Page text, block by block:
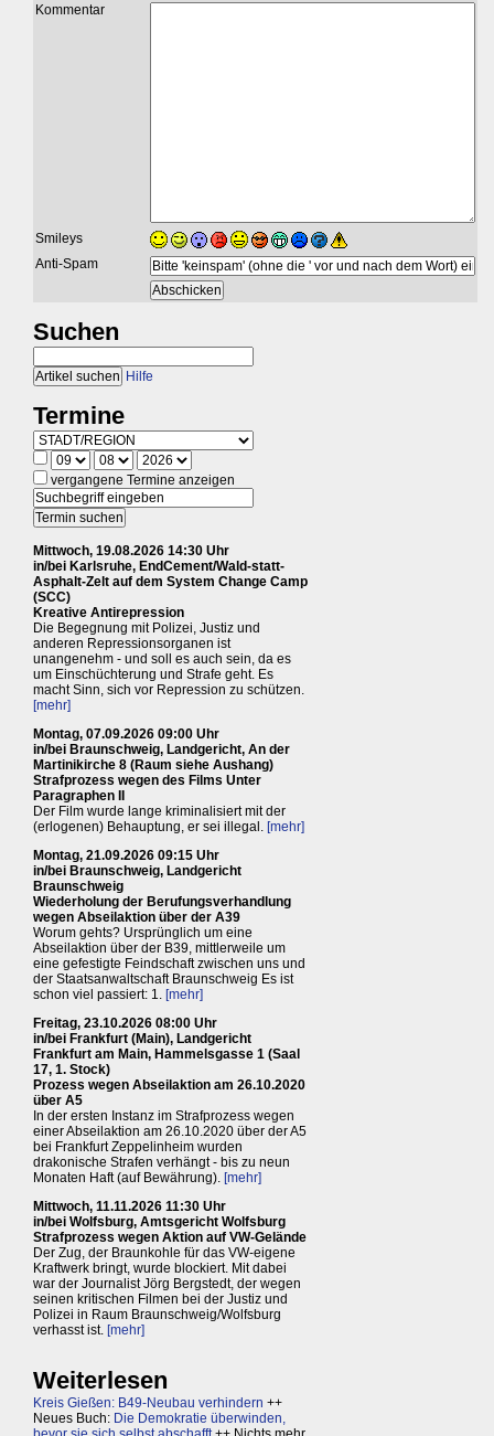
Kommentar
Smileys
Anti-Spam
Suchen
Hilfe
Termine
vergangene Termine anzeigen
Mittwoch, 19.08.2026 14:30 Uhr
in/bei Karlsruhe, EndCement/Wald-statt-
Asphalt-Zelt auf dem System Change Camp
(SCC)
Kreative Antirepression
Die Begegnung mit Polizei, Justiz und
anderen Repressionsorganen ist
unangenehm - und soll es auch sein, da es
um Einschüchterung und Strafe geht. Es
macht Sinn, sich vor Repression zu schützen.
[mehr]
Montag, 07.09.2026 09:00 Uhr
in/bei Braunschweig, Landgericht, An der
Martinikirche 8 (Raum siehe Aushang)
Strafprozess wegen des Films Unter
Paragraphen II
Der Film wurde lange kriminalisiert mit der
(erlogenen) Behauptung, er sei illegal. [mehr]
Montag, 21.09.2026 09:15 Uhr
in/bei Braunschweig, Landgericht
Braunschweig
Wiederholung der Berufungsverhandlung
wegen Abseilaktion über der A39
Worum gehts? Ursprünglich um eine
Abseilaktion über der B39, mittlerweile um
eine gefestigte Feindschaft zwischen uns und
der Staatsanwaltschaft Braunschweig Es ist
schon viel passiert: 1. [mehr]
Freitag, 23.10.2026 08:00 Uhr
in/bei Frankfurt (Main), Landgericht
Frankfurt am Main, Hammelsgasse 1 (Saal
17, 1. Stock)
Prozess wegen Abseilaktion am 26.10.2020
über A5
In der ersten Instanz im Strafprozess wegen
einer Abseilaktion am 26.10.2020 über der A5
bei Frankfurt Zeppelinheim wurden
drakonische Strafen verhängt - bis zu neun
Monaten Haft (auf Bewährung). [mehr]
Mittwoch, 11.11.2026 11:30 Uhr
in/bei Wolfsburg, Amtsgericht Wolfsburg
Strafprozess wegen Aktion auf VW-Gelände
Der Zug, der Braunkohle für das VW-eigene
Kraftwerk bringt, wurde blockiert. Mit dabei
war der Journalist Jörg Bergstedt, der wegen
seinen kritischen Filmen bei der Justiz und
Polizei in Raum Braunschweig/Wolfsburg
verhasst ist. [mehr]
Weiterlesen
Kreis Gießen: B49-Neubau verhindern ++
Neues Buch: Die Demokratie überwinden,